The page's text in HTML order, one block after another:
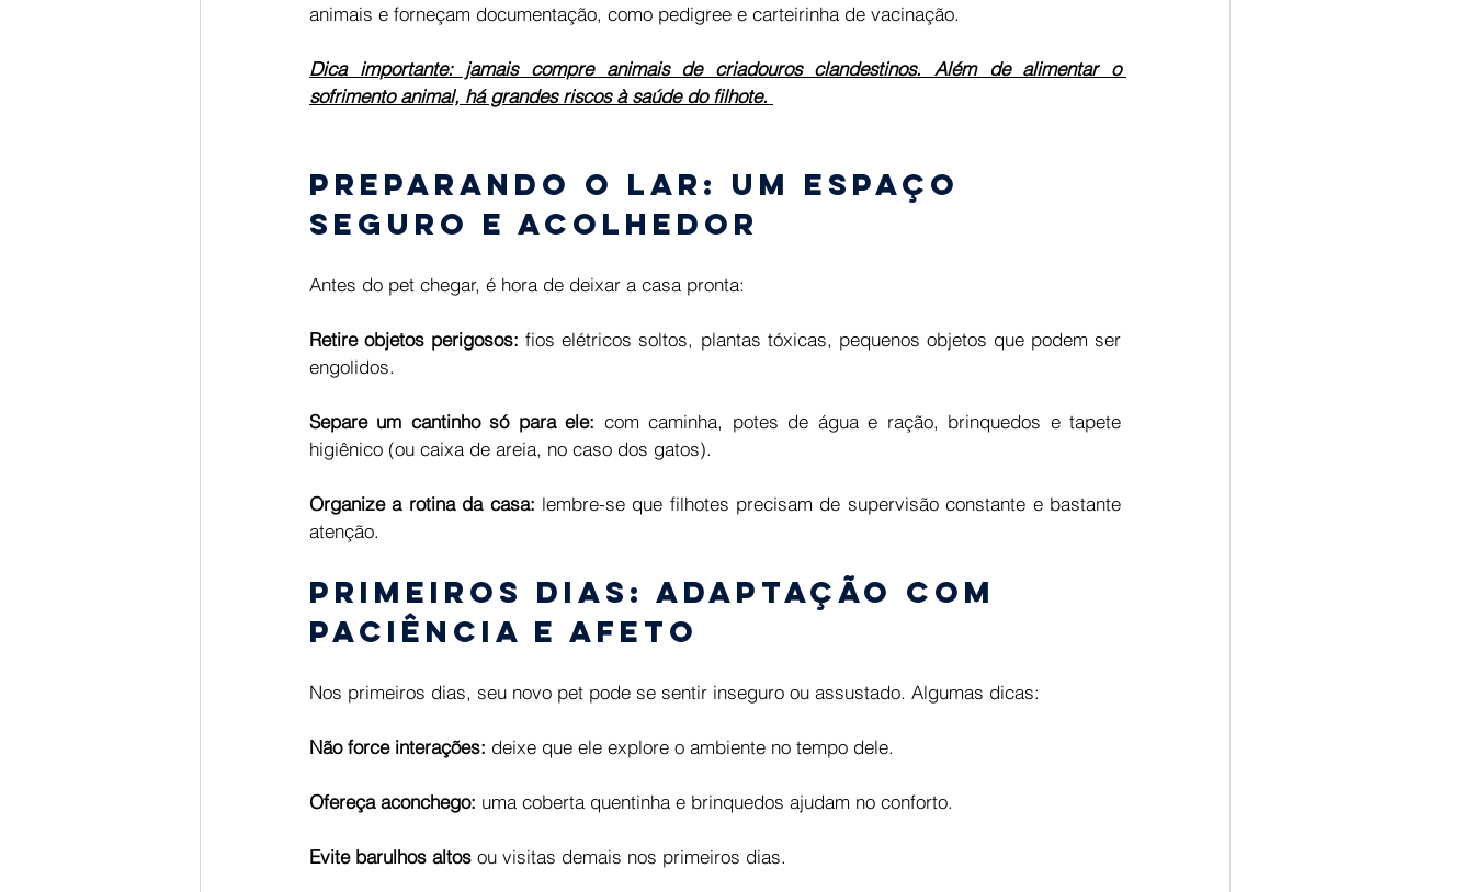
animais e forneçam documentação, como pedigree e carteirinha de vacinação.
Dica importante: jamais compre animais de criadouros clandestinos. Além de alimentar o
sofrimento animal, há grandes riscos à saúde do filhote.
Preparando o lar: um espaço
seguro e acolhedor
Antes do pet chegar, é hora de deixar a casa pronta:
Retire objetos perigosos: fios elétricos soltos, plantas tóxicas, pequenos objetos que podem ser
engolidos.
Separe um cantinho só para ele: com caminha, potes de água e ração, brinquedos e tapete
higiênico (ou caixa de areia, no caso dos gatos).
Organize a rotina da casa: lembre-se que filhotes precisam de supervisão constante e bastante
atenção.
Primeiros dias: adaptação com
paciência e afeto
Nos primeiros dias, seu novo pet pode se sentir inseguro ou assustado. Algumas dicas:
Não force interações: deixe que ele explore o ambiente no tempo dele.
Ofereça aconchego: uma coberta quentinha e brinquedos ajudam no conforto.
Evite barulhos altos ou visitas demais nos primeiros dias.